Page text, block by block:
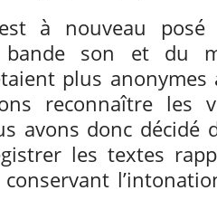
à nouveau
son et du
plus
reconnaître les
avons donc décidé
les textes